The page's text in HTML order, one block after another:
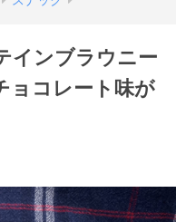
インブラウニー
ョコレート味が